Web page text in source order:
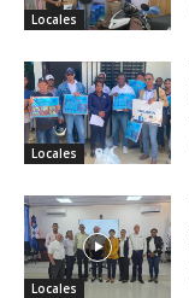
Locales
Locales
Locales